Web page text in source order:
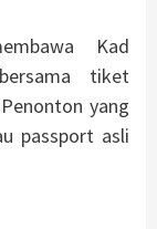
Kad
tiket
yang
passport asli